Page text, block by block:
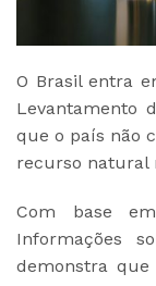
O Brasil entra
Levantamento
que o país não
recurso natural
Com base
Informações
demonstra que